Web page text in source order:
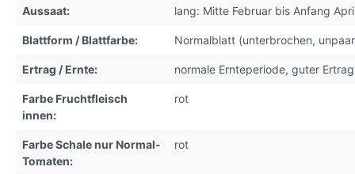
Aussaat: lang: Mitte Februar bis Anfang
Blattform / Blattfarbe: Normalblatt (unterbrochen,
Ertrag / Ernte: normale Ernteperiode, guter Ertrag
Farbe Fruchtfleisch
innen:
rot
Farbe Schale nur Normal-
Tomaten:
rot